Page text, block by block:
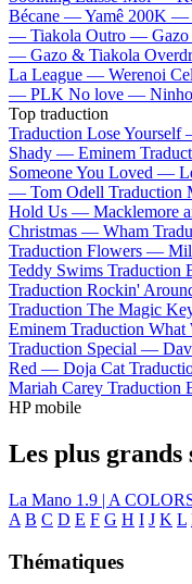
Bécane —Yamê 200K —
— Tiakola Outro —
— Gazo & Tiakola
La League — Werenoi
— PLK No love — Ninho
Top traduction
Traduction Lose
Shady — Eminem
Someone You Loved —
— Tom Odell
Hold Us — Macklemore
Christmas — Wham
Traduction Flowers —
Teddy Swims Traduction
Traduction Rockin'
Traduction The Magic
Eminem Traduction
Traduction Special —
Red — Doja Cat
Mariah Carey Traduction
HP mobile
Les plus grands
La Mano 1.9 | A
A B C D E F G H I J K L
Thématiques